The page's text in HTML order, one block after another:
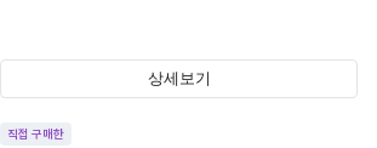
상세보기
직접 구매한